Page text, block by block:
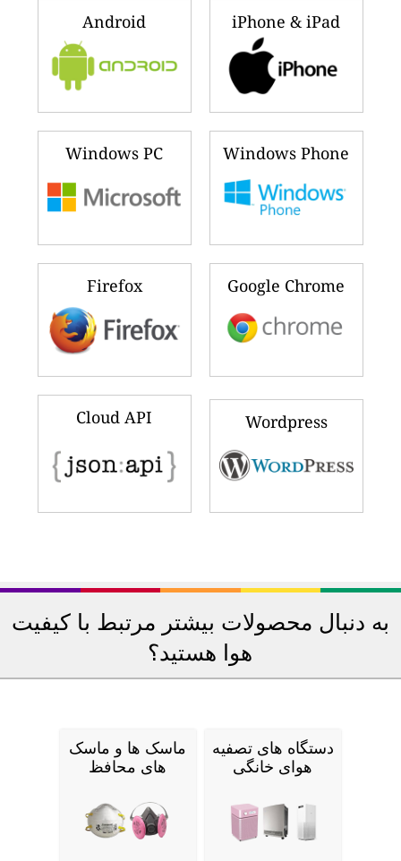
iPhone & iPad
Android
Windows Phone
Windows PC
Google Chrome
Firefox
Wordpress
Cloud API
به دنبال محصولات بیشتر مرتبط با کیفیت
هوا هستید؟
دستگاه های تصفیه
هوای خانگی
ماسک ها و ماسک
های محافظ